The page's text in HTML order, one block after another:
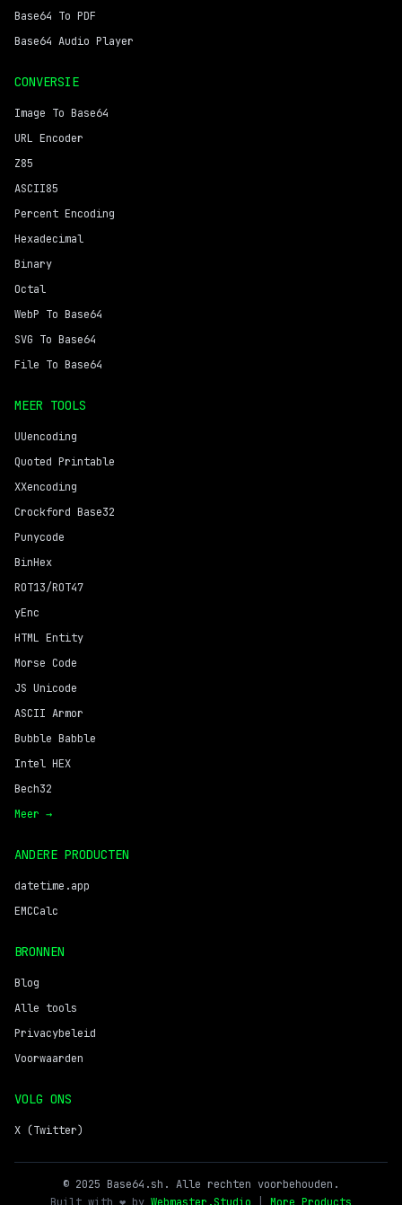
Base64 To PDF
Base64 Audio Player
CONVERSIE
Image To Base64
URL Encoder
Z85
ASCII85
Percent Encoding
Hexadecimal
Binary
Octal
WebP To Base64
SVG To Base64
File To Base64
MEER TOOLS
UUencoding
Quoted Printable
XXencoding
Crockford Base32
Punycode
BinHex
ROT13/ROT47
yEnc
HTML Entity
Morse Code
JS Unicode
ASCII Armor
Bubble Babble
Intel HEX
Bech32
Meer →
ANDERE PRODUCTEN
datetime.app
EMCCalc
BRONNEN
Blog
Alle tools
Privacybeleid
Voorwaarden
VOLG ONS
X (Twitter)
© 2025 Base64.sh. Alle rechten voorbehouden.